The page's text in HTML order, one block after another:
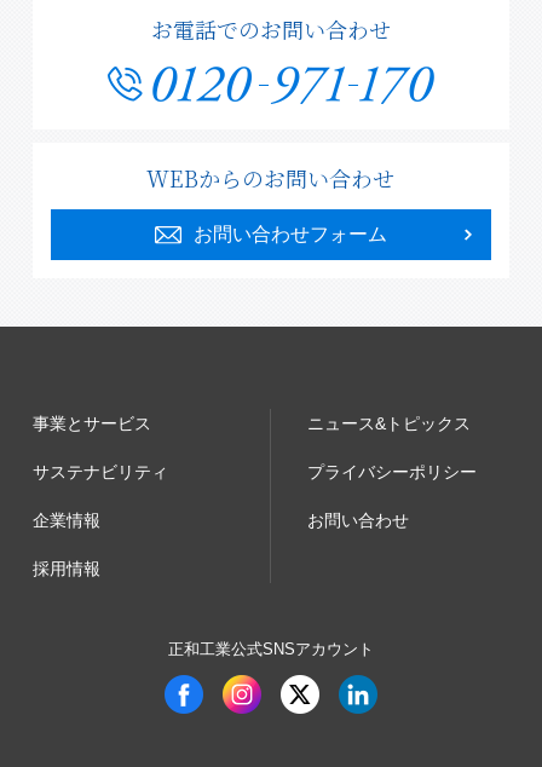
お電話でのお問い合わせ
WEBからのお問い合わせ
お問い合わせフォーム
事業とサービス ニュース&トピックス
サステナビリティ プライバシーポリシー
企業情報 お問い合わせ
採用情報
正和工業公式SNSアカウント